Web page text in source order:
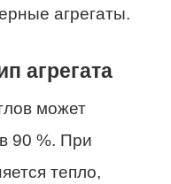
агрегаты.
агрегата
может
90 %. При
тепло,